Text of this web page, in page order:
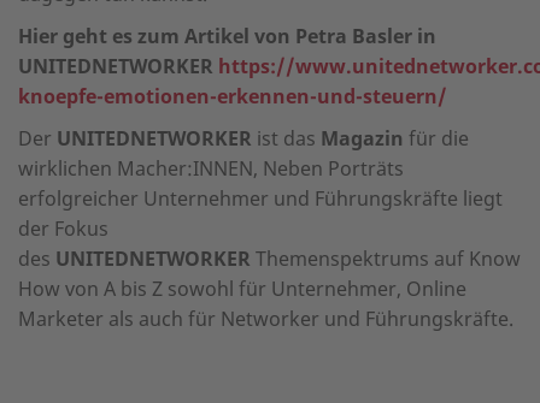
Hier geht es zum Artikel von Petra Basler in
UNITEDNETWORKER https://
knoepfe-emotionen-erkennen-und-steuern/
Der UNITEDNETWORKER ist das Magazin für die
wirklichen Macher:INNEN, Neben Porträts
erfolgreicher Unternehmer und Führungskräfte liegt
der Fokus
des UNITEDNETWORKER Themenspektrums auf Know
How von A bis Z sowohl für Unternehmer, Online
Marketer als auch für Networker und Führungskräfte.